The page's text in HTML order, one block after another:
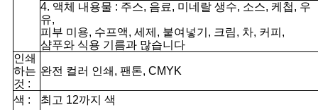
4. 액체 내용물 : 주스, 음료, 미네랄 생수, 소스, 케첩, 우
유,
피부 미용, 수프액, 세제, 붙여넣기, 크림, 차, 커피,
샴푸와 식용 기름과 많습니다
인쇄
하는
것 :
완전 컬러 인쇄, 팬톤, CMYK
색 :
최고 12까지 색